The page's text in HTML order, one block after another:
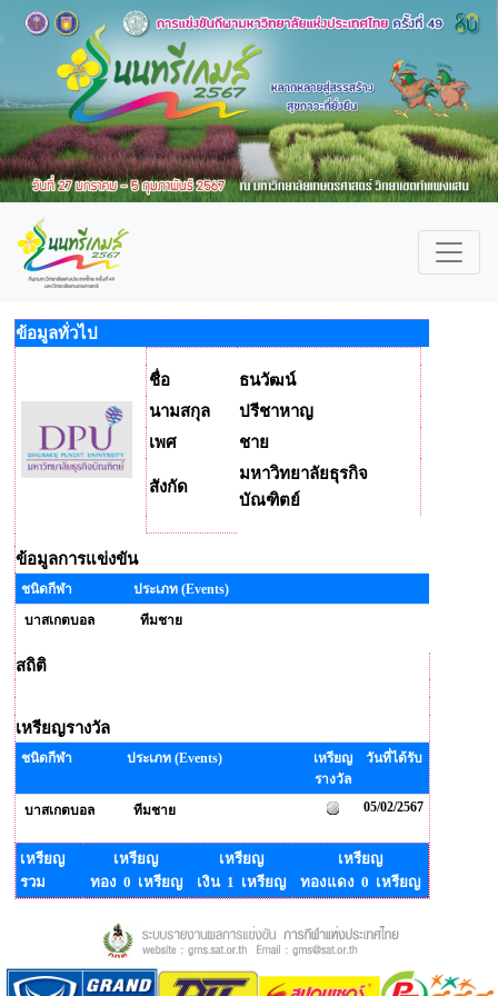
ข้อมูลทั่วไป
ชื่อ
ธนวัฒน์
นามสกุล
ปรีชาหาญ
เพศ
ชาย
สังกัด
มหาวิทยาลัยธุรกิจ
บัณฑิตย์
ข้อมูลการแข่งขัน
ชนิดกีฬา
ประเภท (Events)
บาสเกตบอล
ทีมชาย
สถิติ
เหรียญรางวัล
ชนิดกีฬา ประเภท (Events)
เหรียญ
รางวัล
วันที่ได้รับ
บาสเกตบอล ทีมชาย 05/02/2567
เหรียญ
รวม
เหรียญ
ทอง 0 เหรียญ
เหรียญ
เงิน 1 เหรียญ
เหรียญ
ทองแดง 0 เหรียญ